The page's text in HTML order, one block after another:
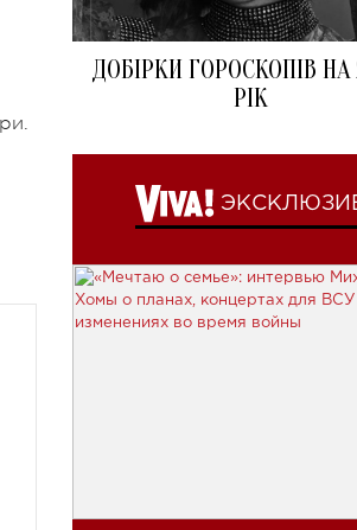
ДОБІРКИ ГОРОСКОПІВ НА
РІК